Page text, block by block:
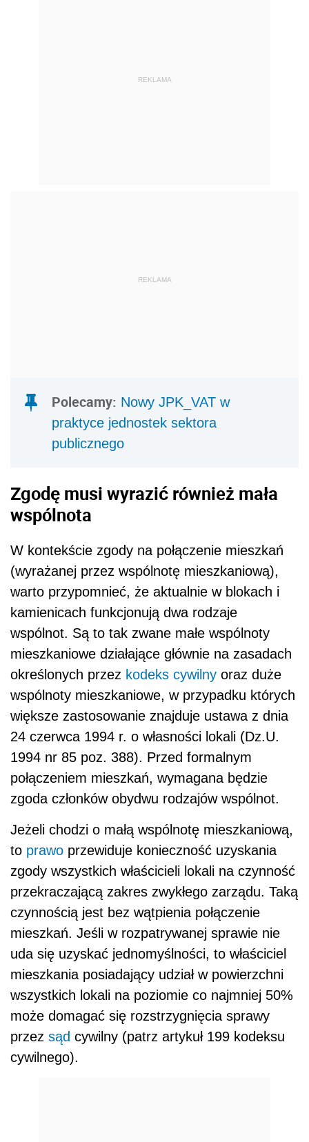
REKLAMA
REKLAMA
Polecamy: Nowy JPK_VAT w
praktyce jednostek sektora
publicznego
Zgodę musi wyrazić również mała
wspólnota
W kontekście zgody na połączenie mieszkań
(wyrażanej przez wspólnotę mieszkaniową),
warto przypomnieć, że aktualnie w blokach i
kamienicach funkcjonują dwa rodzaje
wspólnot. Są to tak zwane małe wspólnoty
mieszkaniowe działające głównie na zasadach
określonych przez kodeks cywilny oraz duże
wspólnoty mieszkaniowe, w przypadku których
większe zastosowanie znajduje ustawa z dnia
24 czerwca 1994 r. o własności lokali (Dz.U.
1994 nr 85 poz. 388). Przed formalnym
połączeniem mieszkań, wymagana będzie
zgoda członków obydwu rodzajów wspólnot.
Jeżeli chodzi o małą wspólnotę mieszkaniową,
to prawo przewiduje konieczność uzyskania
zgody wszystkich właścicieli lokali na czynność
przekraczającą zakres zwykłego zarządu. Taką
czynnością jest bez wątpienia połączenie
mieszkań. Jeśli w rozpatrywanej sprawie nie
uda się uzyskać jednomyślności, to właściciel
mieszkania posiadający udział w powierzchni
wszystkich lokali na poziomie co najmniej 50%
może domagać się rozstrzygnięcia sprawy
przez sąd cywilny (patrz artykuł 199 kodeksu
cywilnego).